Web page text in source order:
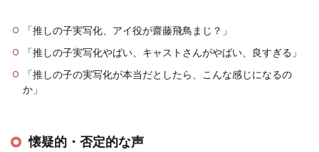
「推しの子実写化、アイ役が齋藤飛鳥まじ？」
「推しの子実写化やばい、キャストさんがやばい、良すぎる」
「推しの子の実写化が本当だとしたら、こんな感じになるの
か」
懐疑的・否定的な声